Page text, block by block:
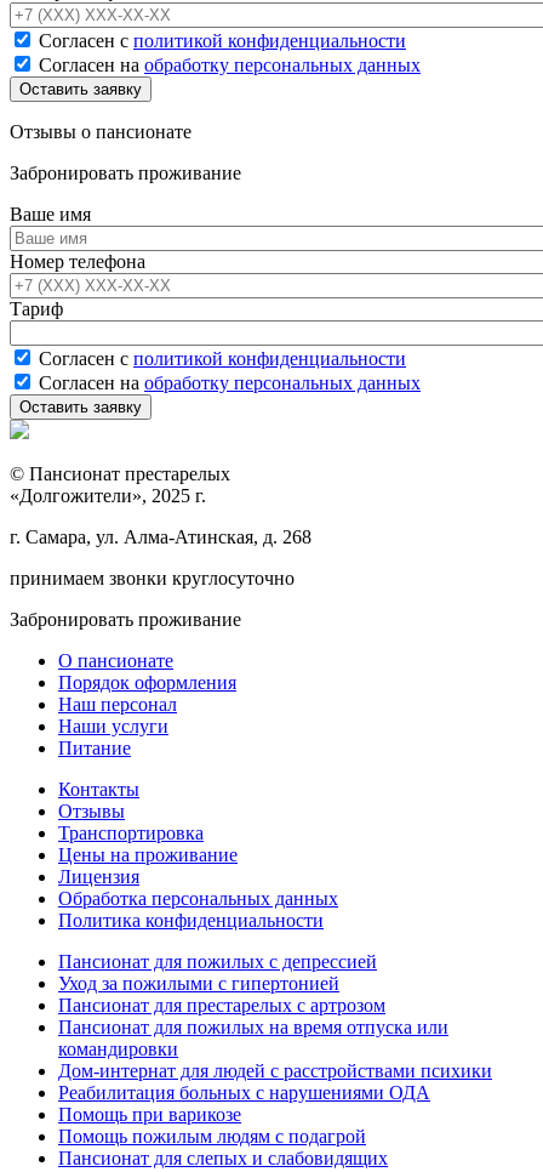
Согласен с политикой конфиденциальности
Согласен на обработку персональных данных
Отзывы о пансионате
Забронировать проживание
Ваше имя
Номер телефона
Тариф
Согласен с политикой конфиденциальности
Согласен на обработку персональных данных
© Пансионат престарелых
«Долгожители», 2025 г.
г. Самара, ул. Алма-Атинская, д. 268
принимаем звонки круглосуточно
Забронировать проживание
О пансионате
Порядок оформления
Наш персонал
Наши услуги
Питание
Контакты
Отзывы
Транспортировка
Цены на проживание
Лицензия
Обработка персональных данных
Политика конфиденциальности
Пансионат для пожилых с депрессией
Уход за пожилыми с гипертонией
Пансионат для престарелых с артрозом
Пансионат для пожилых на время отпуска или
командировки
Дом-интернат для людей с расстройствами психики
Реабилитация больных с нарушениями ОДА
Помощь при варикозе
Помощь пожилым людям с подагрой
Пансионат для слепых и слабовидящих